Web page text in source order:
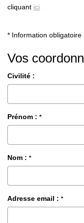
cliquant ici
* Information obligatoire
Vos
Civilité :
Prénom : *
Nom : *
Adresse email : *